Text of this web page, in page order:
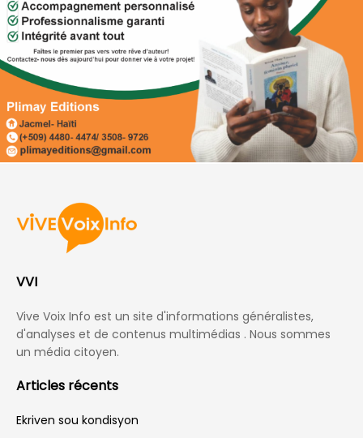
VVI
Vive Voix Info est un site d'informations généralistes,
d'analyses et de contenus multimédias . Nous sommes
un média citoyen.
Articles récents
Ekriven sou kondisyon